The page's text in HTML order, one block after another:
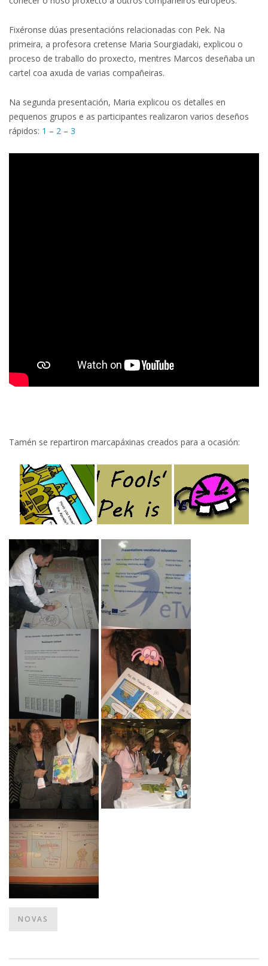
Fixéronse dúas presentacións relacionadas con Pek. Na
primeira, a profesora cretense Maria Sourgiadaki, explicou o
proceso de traballo do proxecto, mentres Marcos deseñaba un
cartel coa axuda de varias compañeiras.
Na segunda presentación, Maria explicou os detalles en
pequenos grupos e as participantes realizaron varios deseños
rápidos: 1 – 2 – 3
Tamén se repartiron marcapáxinas creados para a ocasión:
NOVAS